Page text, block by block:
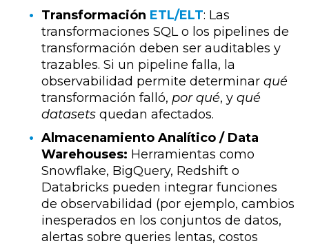
Transformación ETL/ELT: Las
transformaciones SQL o los pipelines de
transformación deben ser auditables y
trazables. Si un pipeline falla, la
observabilidad permite determinar qué
transformación falló, por qué, y qué
datasets quedan afectados.
Almacenamiento Analítico / Data
Warehouses: Herramientas como
Snowflake, BigQuery, Redshift o
Databricks pueden integrar funciones
de observabilidad (por ejemplo, cambios
inesperados en los conjuntos de datos,
alertas sobre queries lentas, costos